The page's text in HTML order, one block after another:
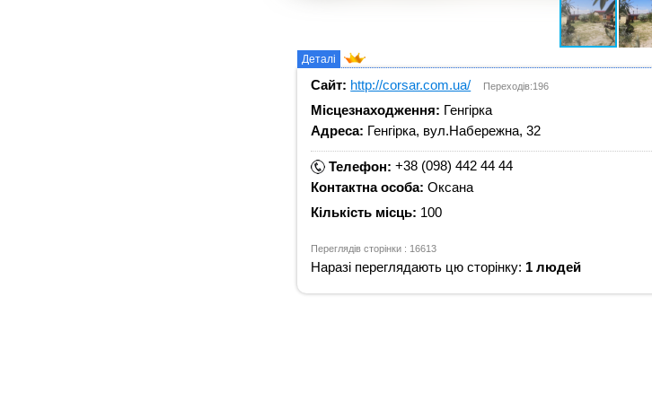
Деталі
Сайт: http://corsar.com.ua/ Переходів:196
Місцезнаходження: Генгірка
Адреса: Генгірка, вул.Набережна, 32
Телефон:+38 (098) 442 44 44
Контактна особа: Оксана
Кількість місць: 100
Переглядів сторінки : 16613
Наразі переглядають цю сторінку: 1 людей